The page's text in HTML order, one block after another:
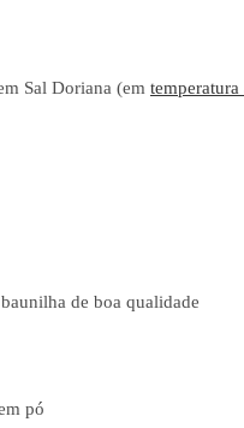
Sal Doriana (em temperatura
de boa qualidade
pó